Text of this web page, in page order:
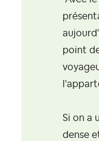
point
Si on a
dense